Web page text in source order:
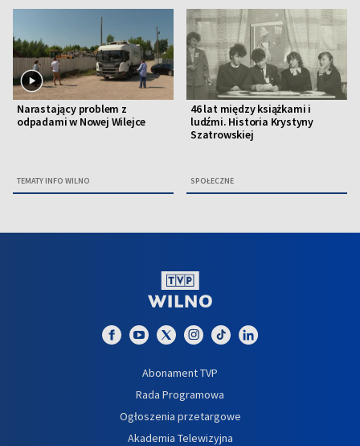
Narastający problem z
odpadami w Nowej Wilejce
TEMATY INFO WILNO
46 lat między książkami i
ludźmi. Historia Krystyny
Szatrowskiej
SPOŁECZNE
Abonament TVP
Rada Programowa
Ogłoszenia przetargowe
Akademia Telewizyjna